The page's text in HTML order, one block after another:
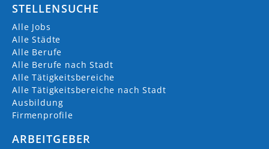
STELLENSUCHE
Alle Jobs
Alle Städte
Alle Berufe
Alle Berufe nach Stadt
Alle Tätigkeitsbereiche
Alle Tätigkeitsbereiche nach Stadt
Ausbildung
Firmenprofile
ARBEITGEBER